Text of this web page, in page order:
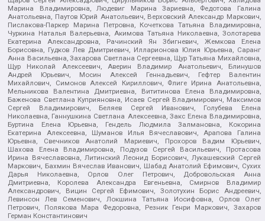
Марина Владимировна, Людевиг Марина Зариевна, Федотова Галина
Анатольевна, Паутов Юрий Анатольевич, Верховский Александр Маркович,
Пислакова-Паркер Марина Петровна, Кочеткова Татьяна Владимировна,
Чуркина Наталья Валерьевна, Акимова Татьяна Николаевна, Золотарева
Екатерина Александровна, Рачинский Ян Збигневич, Жемкова Елена
Борисовна, Гудков Лев Дмитриевич, Илларионова Юлия Юрьевна, Саранг
Анна Васильевна, Захарова Светлана Сергеевна, Щур Татьяна Михайловна,
Щур Николай Алексеевич, Аверин Владимир Анатольевич, Блинушов
Андрей Юрьевич, Мосин Алексей Геннадьевич, Гефтер Валентин
Михайлович, Симонов Алексей Кириллович, Флиге Ирина Анатольевна,
Мельникова Валентина Дмитриевна, Вититинова Елена Владимировна,
Баженова Светлана Куприяновна, Исаев Сергей Владимирович, Максимов
Сергей Владимирович, Беляев Сергей Иванович, Голубева Елена
Николаевна, Ганнушкина Светлана Алексеевна, Закс Елена Владимировна,
Буртина Елена Юрьевна, Гендель Людмила Залмановна, Кокорина
Екатерина Алексеевна, Шуманов Илья Вячеславович, Арапова Галина
Юрьевна, Свечников Анатолий Мариевич, Прохоров Вадим Юрьевич,
Шахова Елена Владимировна, Подузов Сергей Васильевич, Протасова
Ирина Вячеславовна, Литинский Леонид Борисович, Лукашевский Сергей
Маркович, Бахмин Вячеслав Иванович, Шабад Анатолий Ефимович, Сухих
Дарья Николаевна, Орлов Олег Петрович, Добровольская Анна
Дмитриевна, Королева Александра Евгеньевна, Смирнов Владимир
Александрович, Вицин Сергей Ефимович, Золотухин Борис Андреевич,
Левинсон Лев Семенович, Локшина Татьяна Иосифовна, Орлов Олег
Петрович, Полякова Мара Федоровна, Резник Генри Маркович, Захаров
Герман Константинович